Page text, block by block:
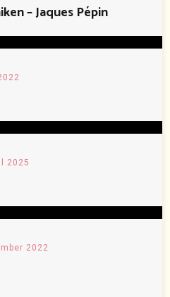
– Jaques Pépin
2025
2022